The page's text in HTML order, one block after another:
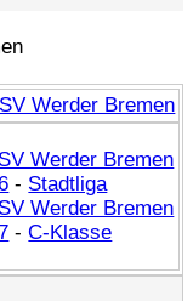
Werder Bremen
SV Werder Bremen
- Stadtliga
SV Werder Bremen
-C-Klasse